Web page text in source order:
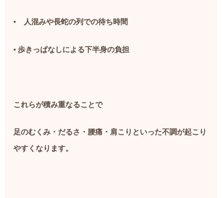
• 人混みや長蛇の列での待ち時間
• 歩きっぱなしによる下半身の負担
これらが積み重なることで
足のむくみ・だるさ・腰痛・肩こりといった不調が起こり
やすくなります。